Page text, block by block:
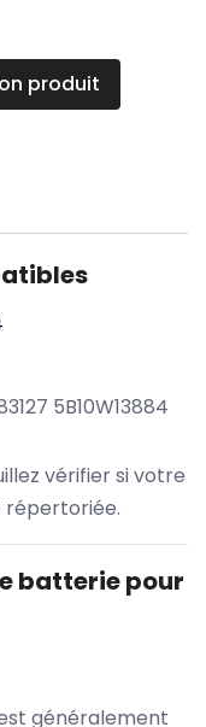
produit
5B10W13884
vérifier si votre
batterie pour
généralement